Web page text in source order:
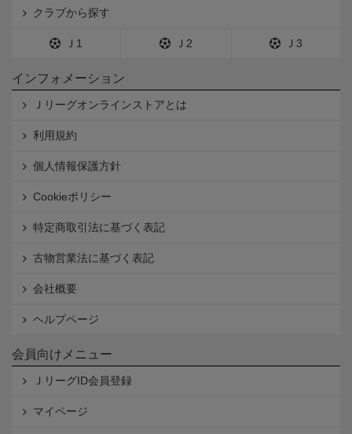
クラブから探す
Ｊ1 Ｊ2 Ｊ3
インフォメーション
Ｊリーグオンラインストアとは
利用規約
個人情報保護方針
Cookieポリシー
特定商取引法に基づく表記
古物営業法に基づく表記
会社概要
ヘルプページ
会員向けメニュー
ＪリーグID会員登録
マイページ